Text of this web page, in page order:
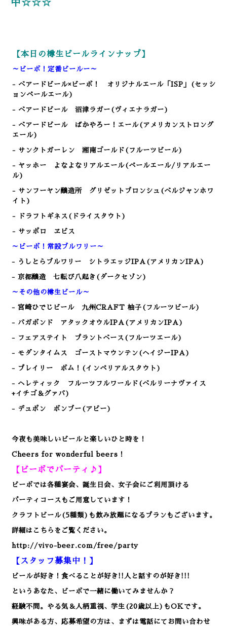
中☆☆☆
【本日の樽生ビールラインナップ】
～ビーボ！定番ビールー～
- ベアードビール×ビーボ！ オリジナルエール「ISP」(セッシ
ョンペールエール)
- ベアードビール 沼津ラガー(ヴィエナラガー)
- ベアードビール ばかやろー！エール(アメリカンストロング
エール)
- サンクトガーレン 湘南ゴールド(フルーツビール)
- ヤッホー よなよなリアルエール(ペールエール/リアルエー
ル)
- サンフーヤン醸造所 グリゼットブロンシュ(ベルジャンホワ
イト)
- ドラフトギネス(ドライスタウト)
- サッポロ ヱビス
～ビーボ！常設ブルワリー～
- うしとらブルワリー シトラエッジIPA(アメリカンIPA)
- 京都醸造 七転び八起き(ダークセゾン)
～その他の樽生ビール～
- 宮崎ひでじビール 九州CRAFT 柚子(フルーツビール)
- バガボンド アタックオウルIPA(アメリカンIPA)
- フェアステイト プラントベース(フルーツエール)
- モダンタイムス ゴーストマウンテン(ヘイジーIPA)
- プレイリー ボム！(インペリアルスタウト)
- ヘレティック フルーツフルワールド(ベルリーナヴァイス
+イチゴ＆グァバ)
- デュポン ボンブー(アビー)
今夜も美味しいビールと楽しいひと時を！
Cheers for wonderful beers！
【ビーボでパーティ♪】
ビーボでは各種宴会、誕生日会、女子会にご利用頂ける
パーティコースもご用意しています！
クラフトビール(5種類)も飲み放題になるプランもございます。
詳細はこちらをご覧ください。
http://vivo-beer.com/free/party
【スタッフ募集中！】
ビールが好き！食べることが好き!!人と話すのが好き!!!
というあなた、ビーボで一緒に働いてみませんか？
経験不問。やる気＆人柄重視、学生(20歳以上)もOKです。
興味がある方、応募希望の方は、まずは電話にてお問い合わせ